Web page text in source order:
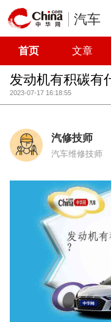
汽车
首页 文章
发动机有积碳有
2023-07-17 16:18:55
汽修技师
汽车维修技师